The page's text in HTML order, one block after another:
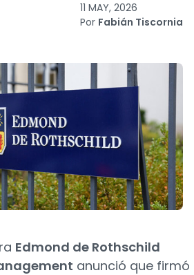
11 MAY, 2026
Por Fabián Tiscornia
Edmond de Rothschild
anunció que firmó